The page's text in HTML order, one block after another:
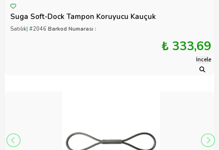
Suga Soft-Dock Tampon Koruyucu Kauçuk
Satılık| #2046 Barkod Numarası :
₺ 333,69
İncele